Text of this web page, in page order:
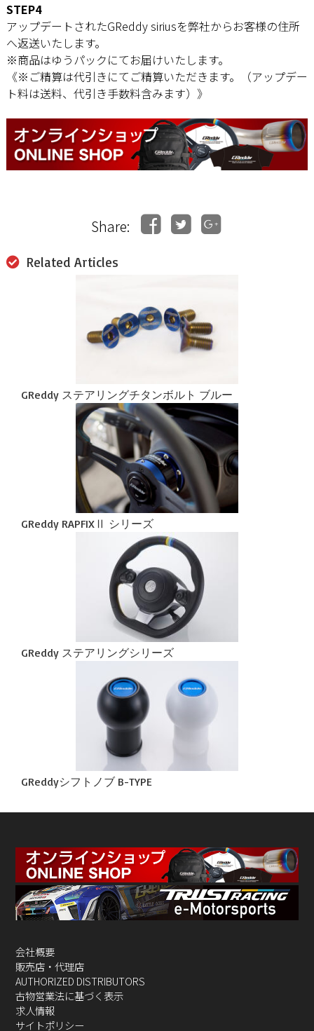
STEP4
アップデートされたGReddy siriusを弊社からお客様の住所
へ返送いたします。
※商品はゆうパックにてお届けいたします。
《※ご精算は代引きにてご精算いただきます。（アップデー
ト料は送料、代引き手数料含みます）》
Share:
Related Articles
GReddy ステアリングチタンボルト ブルー
GReddy RAPFIXⅡ シリーズ
GReddy ステアリングシリーズ
GReddyシフトノブ B-TYPE
会社概要
販売店・代理店
AUTHORIZED DISTRIBUTORS
古物営業法に基づく表示
求人情報
サイトポリシー